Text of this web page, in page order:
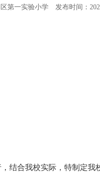
第一实验小学 发布时间：
结合我校实际，特制定我